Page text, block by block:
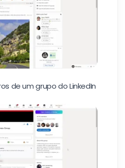
de um grupo do LinkedIn